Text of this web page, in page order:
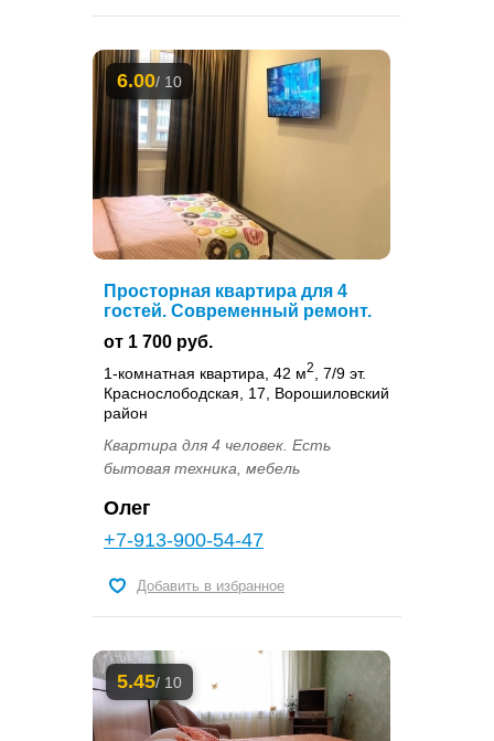
6.00/ 10
Просторная квартира для 4
гостей. Современный ремонт.
от 1 700 руб.
1-комнатная квартира, 42 м2
, 7/9 эт.
Краснослободская, 17, Ворошиловский
район
Квартира для 4 человек. Есть
бытовая техника, мебель
Олег
+7-913-900-54-47
Добавить в избранное
5.45/ 10